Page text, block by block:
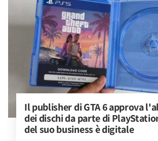
Il publisher di GTA 6 approva
dei dischi da parte di
del suo business è digitale